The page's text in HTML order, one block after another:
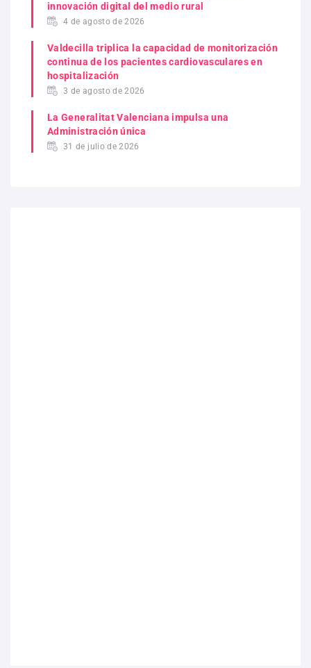
innovación digital del medio rural
4 de agosto de 2026
Valdecilla triplica la capacidad de monitorización
continua de los pacientes cardiovasculares en
hospitalización
3 de agosto de 2026
La Generalitat Valenciana impulsa una
Administración única
31 de julio de 2026